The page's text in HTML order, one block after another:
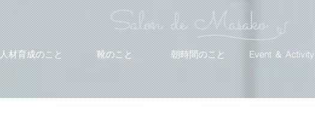
Salon de Masako
人材育成のこと 靴のこと 朝時間のこと Event ＆ Activity